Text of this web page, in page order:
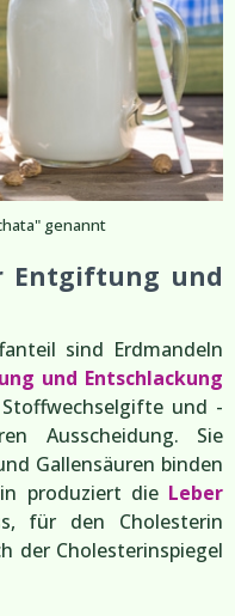
genannt
Entgiftung und
sind Erdmandeln
und Entschlackung
und -
Ausscheidung. Sie
Gallensäuren binden
produziert die Leber
für den Cholesterin
der Cholesterinspiegel